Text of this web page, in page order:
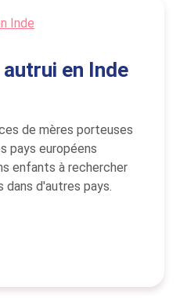
en Inde
de mères porteuses
pays européens
enfants à rechercher
dans d'autres pays.